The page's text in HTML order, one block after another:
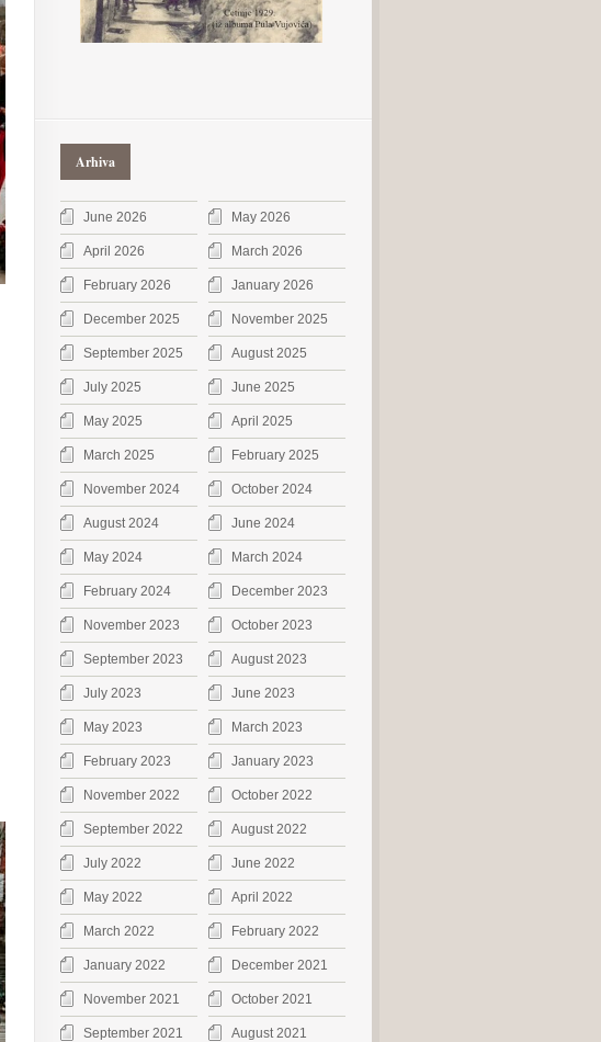
Arhiva
June 2026 May 2026
April 2026 March 2026
February 2026 January 2026
December 2025 November 2025
September 2025 August 2025
July 2025 June 2025
May 2025 April 2025
March 2025 February 2025
November 2024 October 2024
August 2024 June 2024
May 2024 March 2024
February 2024 December 2023
November 2023 October 2023
September 2023 August 2023
July 2023 June 2023
May 2023 March 2023
February 2023 January 2023
November 2022 October 2022
September 2022 August 2022
July 2022 June 2022
May 2022 April 2022
March 2022 February 2022
January 2022 December 2021
November 2021 October 2021
September 2021 August 2021